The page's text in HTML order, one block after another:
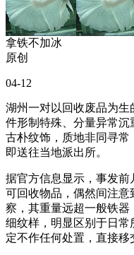
拿铁不加冰
原创
04-12
湖州一对以回收废品为
件形制特殊、分量异常
古朴纹饰，质地非同寻
即送往当地派出所。
据官方信息显示，事发
可回收物品，偶然间注
察，其重量远超一般铁
细纹样，明显区别于日
定不作任何处置，直接移